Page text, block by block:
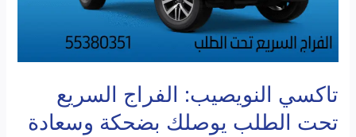
تاكسي النويصيب: الفراج السريع
تحت الطلب يوصلك بضحكة وسعادة